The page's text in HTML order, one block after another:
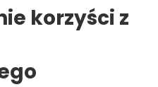
korzyści z